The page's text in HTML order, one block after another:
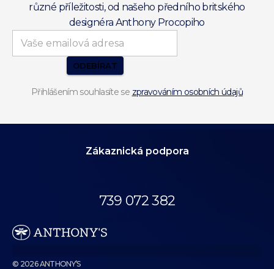
různé příležitosti, od našeho předního britského
designéra Anthony Procopiho
ODEBÍRAT
Přihlášením souhlasíte se zpravováním osobních údajů
Zákaznická podpora
739 072 382
© 2026 ANTHONY’S